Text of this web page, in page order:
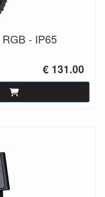
- IP65
€ 131.00